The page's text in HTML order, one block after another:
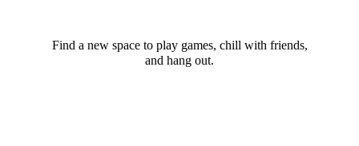
Find a new space to play games, chill with friends,
and hang out.